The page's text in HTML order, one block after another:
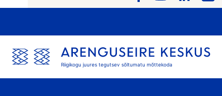
Riigikogu juures tegutsev sõltumatu mõttekoda